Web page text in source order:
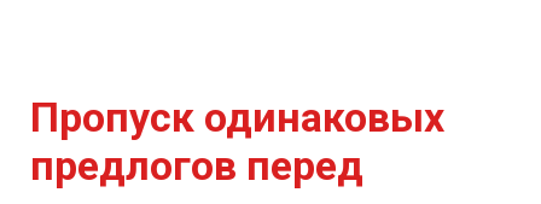
Пропуск одинаковых
предлогов перед